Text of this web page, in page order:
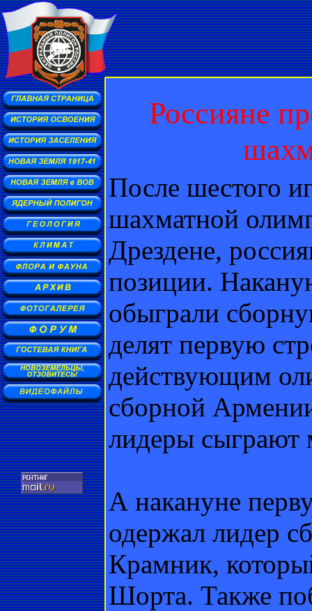
Россияне
После шестого
шахматной
Дрездене,
позиции.
обыграли
делят первую
действующим
сборной
лидеры сыграют
А накануне
одержал лидер
Крамник,
Шорта. Также